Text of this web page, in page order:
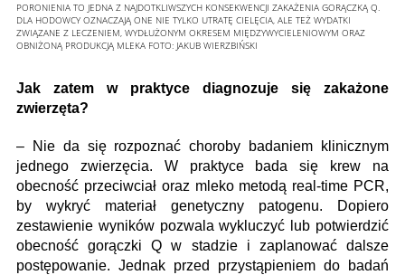
PORONIENIA TO JEDNA Z NAJDOTKLIWSZYCH KONSEKWENCJI ZAKAŻENIA GORĄCZKĄ Q.
DLA HODOWCY OZNACZAJĄ ONE NIE TYLKO UTRATĘ CIELĘCIA, ALE TEŻ WYDATKI
ZWIĄZANE Z LECZENIEM, WYDŁUŻONYM OKRESEM MIĘDZYWYCIELENIOWYM ORAZ
OBNIŻONĄ PRODUKCJĄ MLEKA FOTO: JAKUB WIERZBIŃSKI
Jak zatem w praktyce diagnozuje się zakażone
zwierzęta?
– Nie da się rozpoznać choroby badaniem klinicznym
jednego zwierzęcia. W praktyce bada się krew na
obecność przeciwciał oraz mleko metodą real-time PCR,
by wykryć materiał genetyczny patogenu. Dopiero
zestawienie wyników pozwala wykluczyć lub potwierdzić
obecność gorączki Q w stadzie i zaplanować dalsze
postępowanie. Jednak przed przystąpieniem do badań